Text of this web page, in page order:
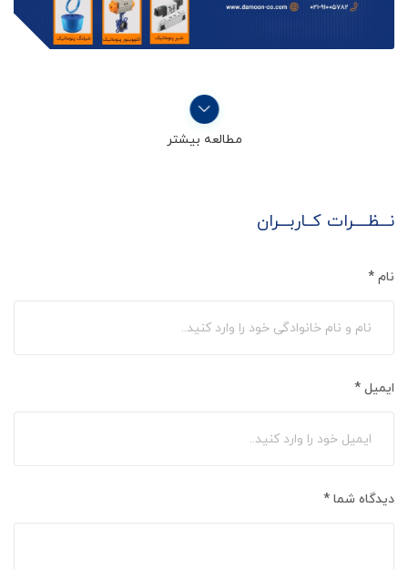
مطالعه بیشتر
نـــظــــرات کــاربـــران
نام *
ایمیل *
دیدگاه شما *